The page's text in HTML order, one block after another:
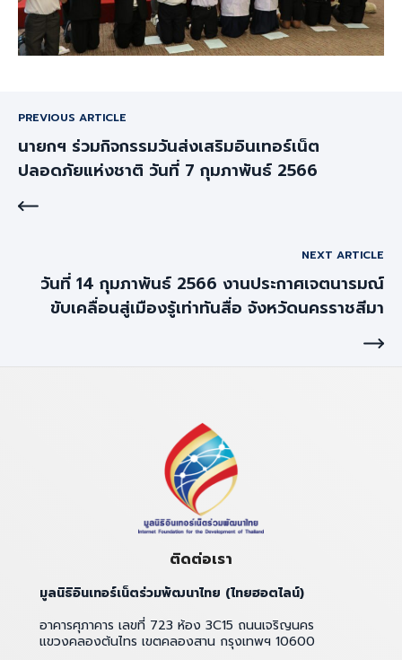
PREVIOUS ARTICLE
นายกฯ ร่วมกิจกรรมวันส่งเสริมอินเทอร์เน็ต
ปลอดภัยแห่งชาติ วันที่ 7 กุมภาพันธ์ 2566
NEXT ARTICLE
วันที่ 14 กุมภาพันธ์ 2566 งานประกาศเจตนารมณ์
ขับเคลื่อนสู่เมืองรู้เท่าทันสื่อ จังหวัดนครราชสีมา
ติดต่อเรา
มูลนิธิอินเทอร์เน็ตร่วมพัฒนาไทย (ไทยฮอตไลน์)
อาคารศุภาคาร เลขที่ 723 ห้อง 3C15 ถนนเจริญนคร
แขวงคลองต้นไทร เขตคลองสาน กรุงเทพฯ 10600